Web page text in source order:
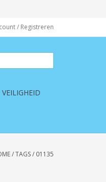
/ Registreren
VEILIGHEID
/TAGS/ 01135